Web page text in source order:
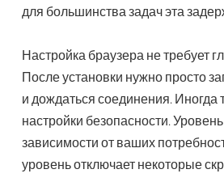
для большинства задач эта
Настройка браузера не требует
После установки нужно просто
и дождаться соединения. Иногда
настройки безопасности.
зависимости от ваших
уровень отключает некоторые